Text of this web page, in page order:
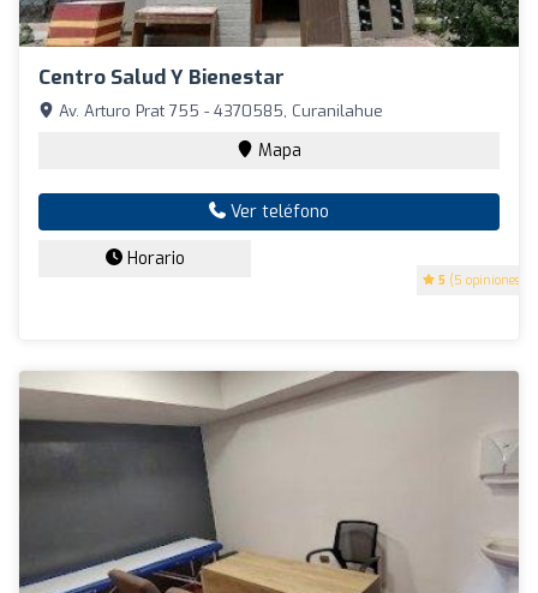
Centro Salud Y Bienestar
5 (5 opiniones)
Av. Arturo Prat 755 - 4370585, Curanilahue
Mapa
Ver teléfono
Horario